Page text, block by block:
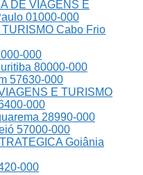
DE VIAGENS E
01000-000
Cabo Frio
000
80000-000
57630-000
E TURISMO
000
28990-000
57000-000
Goiânia
000